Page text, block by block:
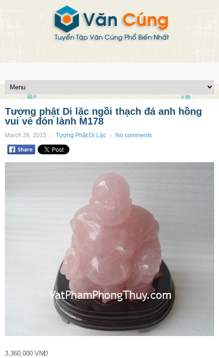
Tượng phật Di lặc ngồi thạch đá anh hồng
vui vẻ đón lành M178
March 26, 2015 Tượng Phật Di Lặc No comments
3,360,000 VNĐ